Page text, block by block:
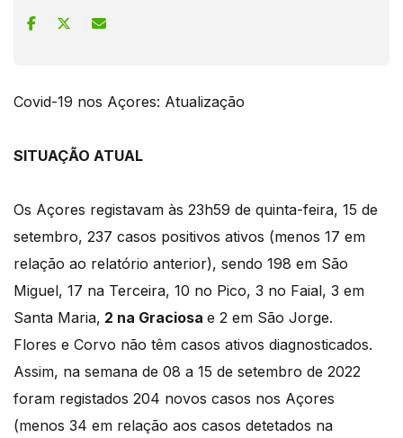
Covid-19 nos Açores: Atualização
SITUAÇÃO ATUAL
Os Açores registavam às 23h59 de quinta-feira, 15 de
setembro, 237 casos positivos ativos (menos 17 em
relação ao relatório anterior), sendo 198 em São
Miguel, 17 na Terceira, 10 no Pico, 3 no Faial, 3 em
Santa Maria, 2 na Graciosa e 2 em São Jorge.
Flores e Corvo não têm casos ativos diagnosticados.
Assim, na semana de 08 a 15 de setembro de 2022
foram registados 204 novos casos nos Açores
(menos 34 em relação aos casos detetados na